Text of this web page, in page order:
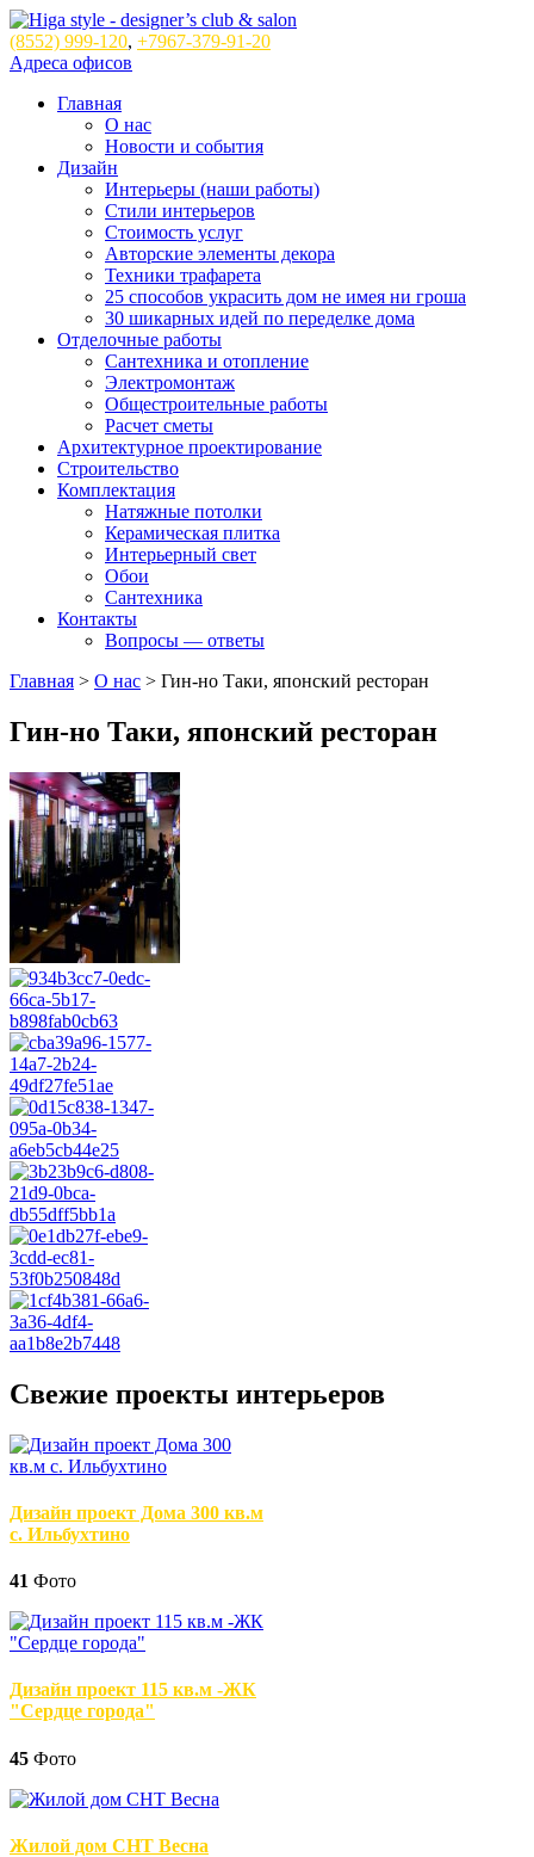
(8552) 999-120, +7967-379-91-20
Адреса офисов
Главная
О нас
Новости и события
Дизайн
Интерьеры (наши работы)
Стили интерьеров
Стоимость услуг
Авторские элементы декора
Техники трафарета
25 способов украсить дом не имея ни гроша
30 шикарных идей по переделке дома
Отделочные работы
Сантехника и отопление
Электромонтаж
Общестроительные работы
Расчет сметы
Архитектурное проектирование
Строительство
Комплектация
Натяжные потолки
Керамическая плитка
Интерьерный свет
Обои
Сантехника
Контакты
Вопросы — ответы
Главная > О нас > Гин-но Таки, японский ресторан
Гин-но Таки, японский ресторан
Свежие проекты интерьеров
Дизайн проект Дома 300 кв.м
с. Ильбухтино
41 Фото
Дизайн проект 115 кв.м -ЖК
"Сердце города"
45 Фото
Жилой дом СНТ Весна